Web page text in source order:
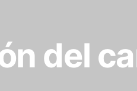
del